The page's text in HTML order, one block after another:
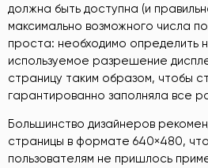
должна быть доступна (и
максимально возможного числа
проста: необходимо определить
используемое разрешение
страницу таким образом, чтобы
гарантированно заполняла все
Большинство дизайнеров
страницы в формате 640×480,
пользователям не пришлось